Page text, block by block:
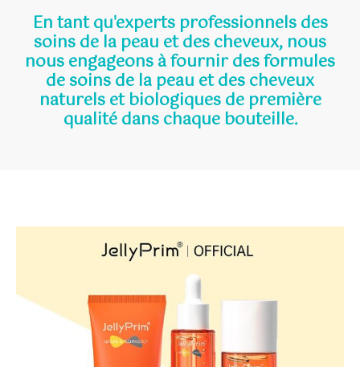
En tant qu'experts professionnels des
soins de la peau et des cheveux, nous
nous engageons à fournir des formules
de soins de la peau et des cheveux
naturels et biologiques de première
qualité dans chaque bouteille.